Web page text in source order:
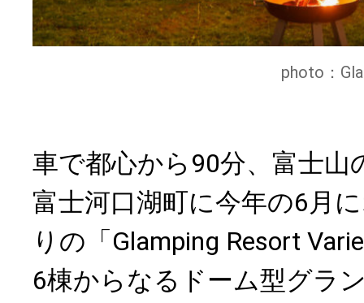
photo：
車で都心から90分、富士山
富士河口湖町に今年の6月
りの「Glamping Resort
6棟からなるドーム型グラ